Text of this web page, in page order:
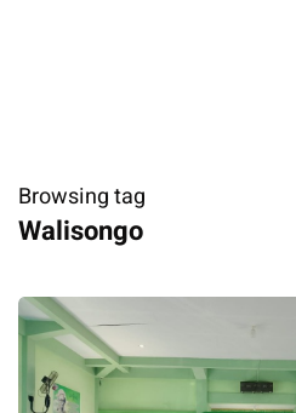
Browsing tag
Walisongo